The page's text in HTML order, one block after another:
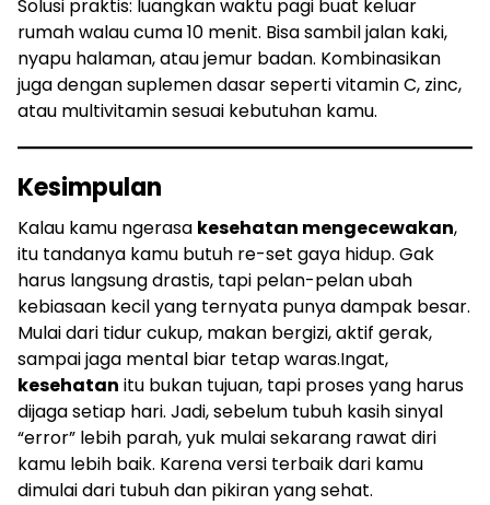
Solusi praktis: luangkan waktu pagi buat keluar
rumah walau cuma 10 menit. Bisa sambil jalan kaki,
nyapu halaman, atau jemur badan. Kombinasikan
juga dengan suplemen dasar seperti vitamin C, zinc,
atau multivitamin sesuai kebutuhan kamu.
Kesimpulan
Kalau kamu ngerasa kesehatan mengecewakan,
itu tandanya kamu butuh re-set gaya hidup. Gak
harus langsung drastis, tapi pelan-pelan ubah
kebiasaan kecil yang ternyata punya dampak besar.
Mulai dari tidur cukup, makan bergizi, aktif gerak,
sampai jaga mental biar tetap waras.Ingat,
kesehatan itu bukan tujuan, tapi proses yang harus
dijaga setiap hari. Jadi, sebelum tubuh kasih sinyal
“error” lebih parah, yuk mulai sekarang rawat diri
kamu lebih baik. Karena versi terbaik dari kamu
dimulai dari tubuh dan pikiran yang sehat.